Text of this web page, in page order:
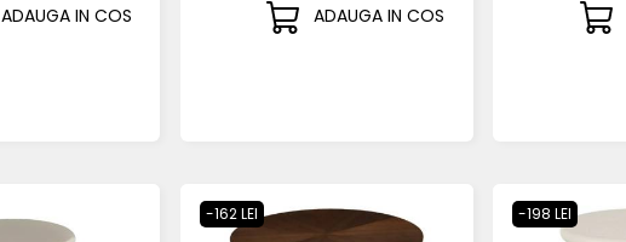
ADAUGA IN COS ADAUGA IN COS
-162 LEI -198 LEI